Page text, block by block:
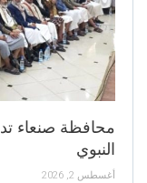
محافظة صنعاء
النبوي
أغسطس 2, 2026